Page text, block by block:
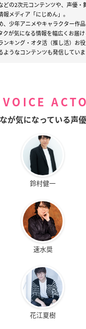
どの2次元コンテンツや、声優・
メディア「にじめん」。
、少年アニメやキャラクター作
が気になる情報を幅広くお届け
ンキング・オタ活（推し活）お
うなコンテンツも発信していま
VOICE
が気になっている声
鈴村健一
速水奨
花江夏樹